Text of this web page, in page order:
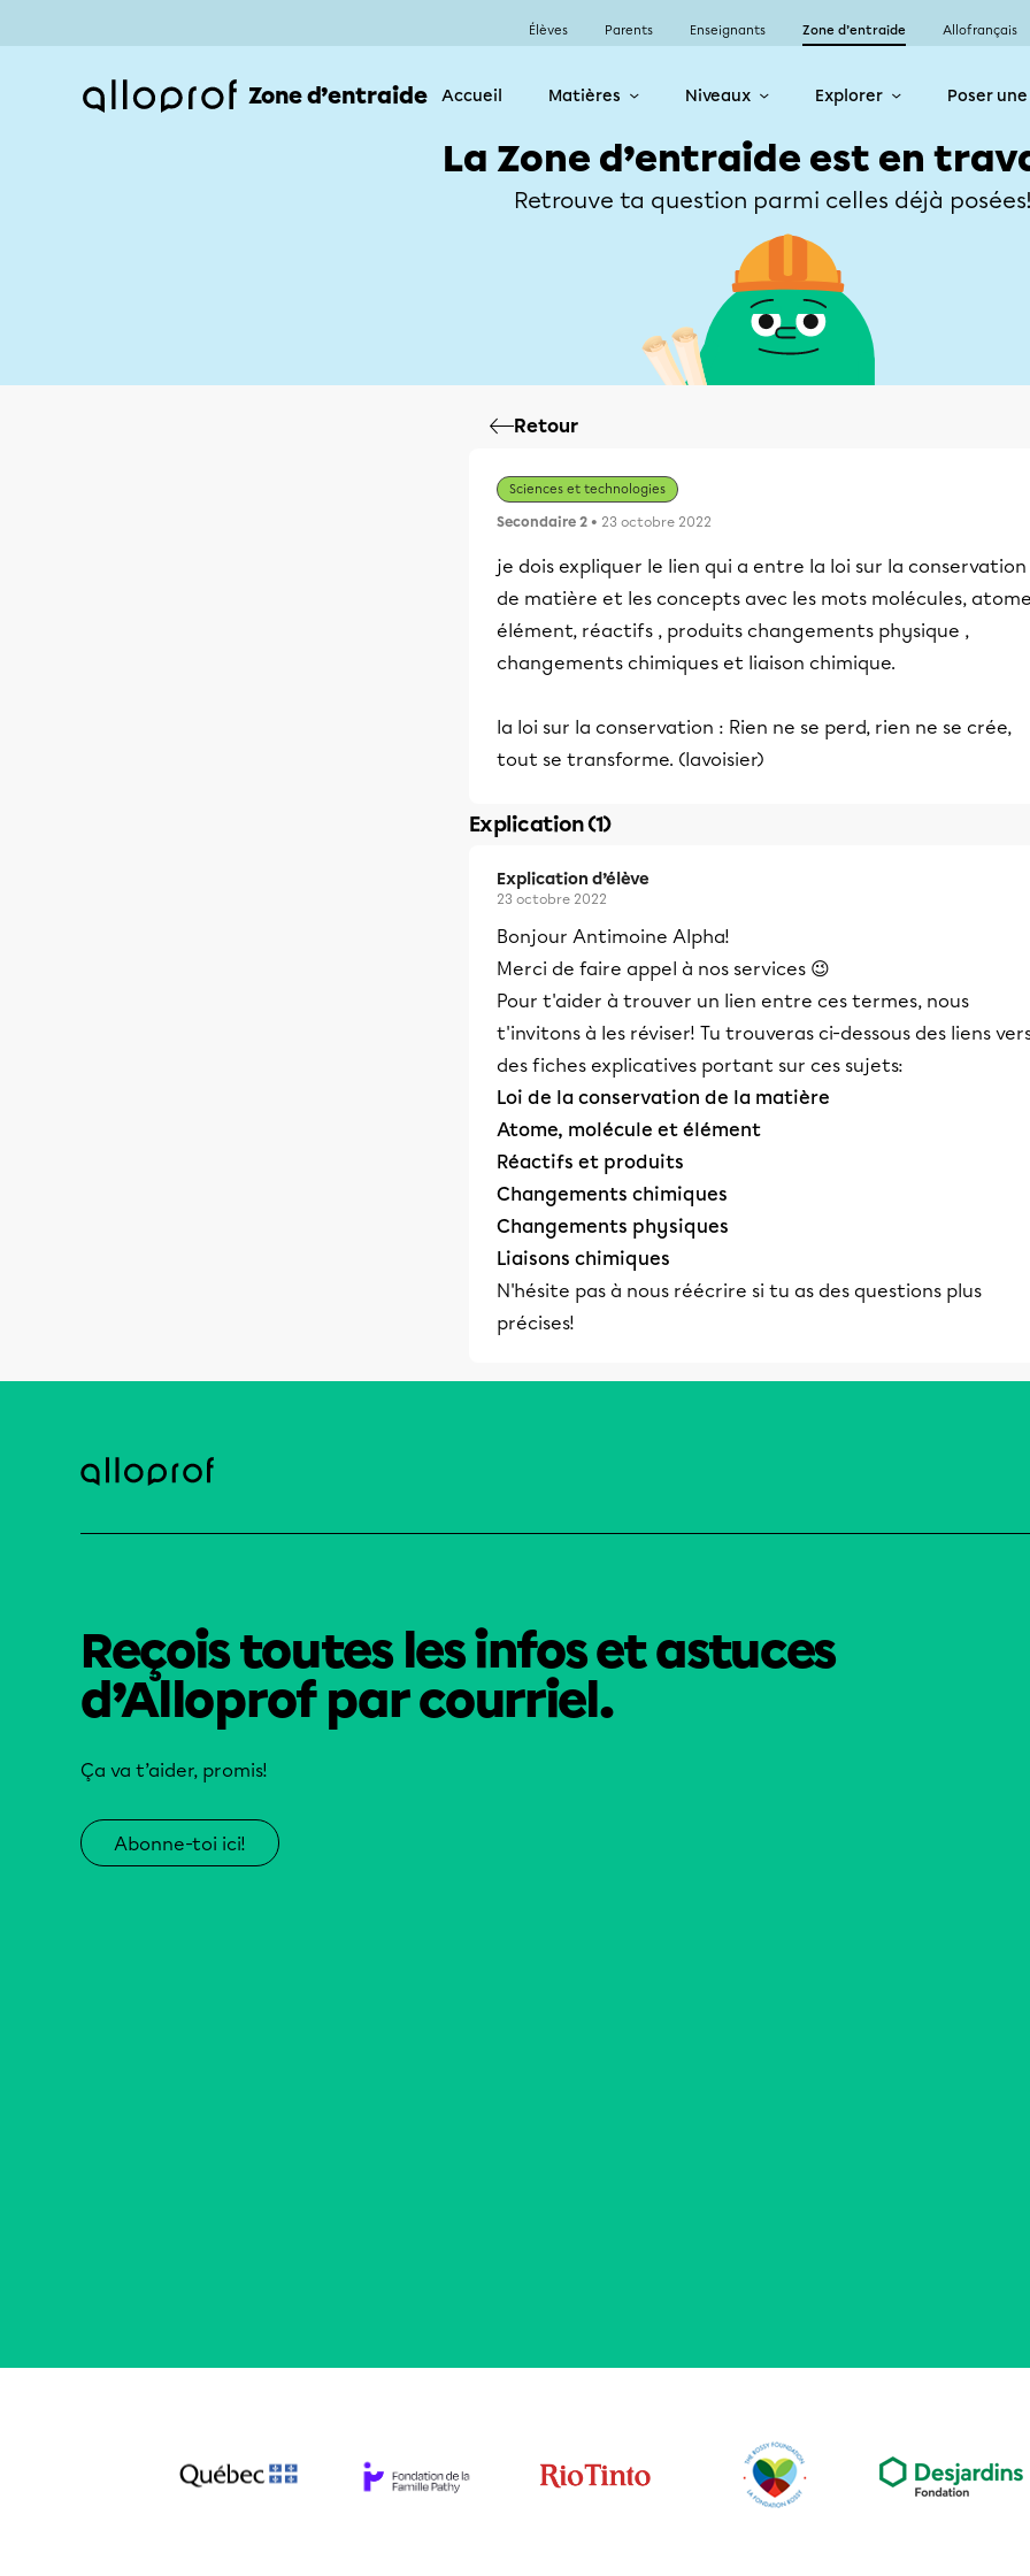
Élèves Parents Enseignants Zone d’entraide Allofrançais
Zone d’entraide Accueil Matières Niveaux Explorer Poser
La Zone d’entraide est en
Retrouve ta question parmi celles déjà
Retour
Sciences et technologies
Secondaire 2 • 23 octobre 2022
je dois expliquer le lien qui a entre la loi sur la conservation
de matière et les concepts avec les mots molécules,
élément, réactifs , produits changements physique ,
changements chimiques et liaison chimique.
la loi sur la conservation : Rien ne se perd, rien ne se crée,
tout se transforme. (lavoisier)
Explication (1)
Explication d’élève
23 octobre 2022
Bonjour Antimoine Alpha!
Merci de faire appel à nos services 😉
Pour t'aider à trouver un lien entre ces termes, nous
t'invitons à les réviser! Tu trouveras ci-dessous des liens
des fiches explicatives portant sur ces sujets:
Loi de la conservation de la matière
Atome, molécule et élément
Réactifs et produits
Changements chimiques
Changements physiques
Liaisons chimiques
N'hésite pas à nous réécrire si tu as des questions plus
précises!
Reçois toutes les infos et astuces
d’Alloprof par courriel.
Ça va t’aider, promis!
Abonne-toi ici!